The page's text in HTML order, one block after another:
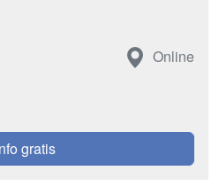
Online
gratis